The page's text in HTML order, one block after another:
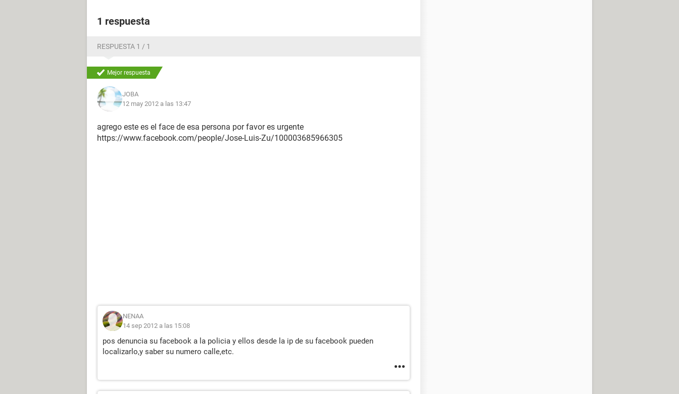
1 respuesta
RESPUESTA 1 / 1
Mejor respuesta
JOBA
12 may 2012 a las 13:47
agrego este es el face de esa persona por favor es urgente
https://www.facebook.com/people/Jose-Luis-Zu/100003685966305
NENAA
14 sep 2012 a las 15:08
pos denuncia su facebook a la policia y ellos desde la ip de su facebook pueden
localizarlo,y saber su numero calle,etc.